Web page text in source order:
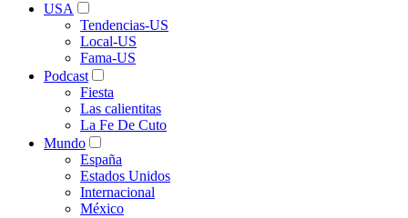
USA
Tendencias-US
Local-US
Fama-US
Podcast
Fiesta
Las calientitas
La Fe De Cuto
Mundo
España
Estados Unidos
Internacional
México